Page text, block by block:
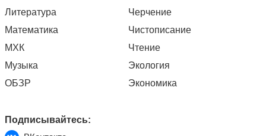
Литература
Математика
МХК
Музыка
ОБЗР
Черчение
Чистописание
Чтение
Экология
Экономика
Подписывайтесь: